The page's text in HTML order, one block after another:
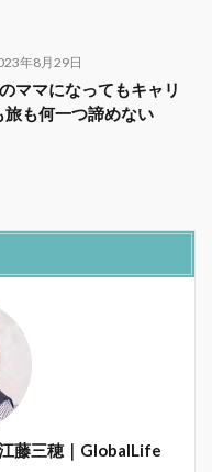
年8月29日
ママになってもキャリ
旅も何一つ諦めない
藤三穂｜GlobalLife